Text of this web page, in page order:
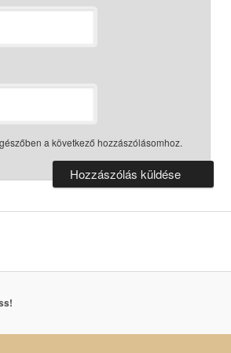
a következő hozzászólásomhoz.